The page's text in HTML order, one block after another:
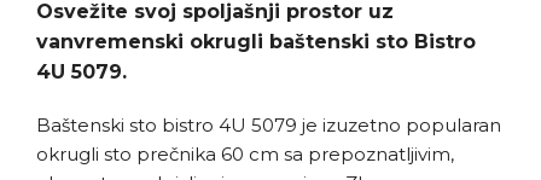
Osvežite svoj spoljašnji prostor uz
vanvremenski okrugli baštenski sto Bistro
4U 5079.
Baštenski sto bistro 4U 5079 je izuzetno popularan
okrugli sto prečnika 60 cm sa prepoznatljivim,